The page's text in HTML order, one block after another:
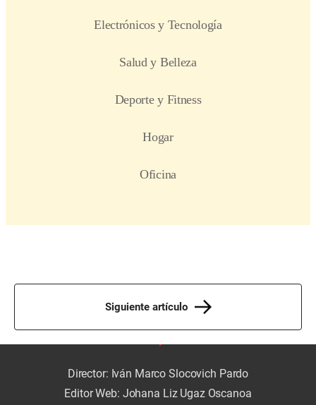
Siguiente artículo
Director: Iván Marco Slocovich Pardo
Editor Web: Johana Liz Ugaz Oscanoa